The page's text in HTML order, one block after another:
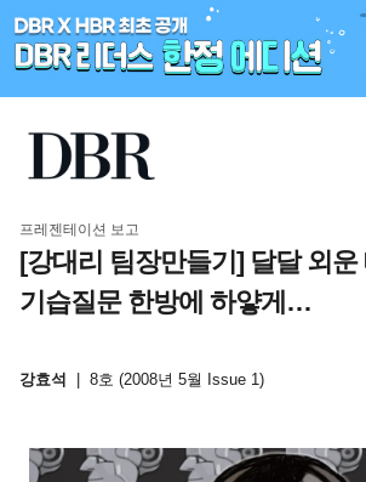
프레젠테이션 보고
[강대리 팀장만들기] 달달 외
기습질문 한방에 하얗게…
강효석 8호 (2008년 5월 Issue 1)